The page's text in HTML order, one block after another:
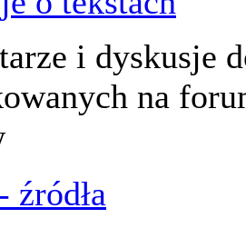
i dyskusje
na
źródła